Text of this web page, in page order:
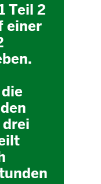
Teil 2
einer